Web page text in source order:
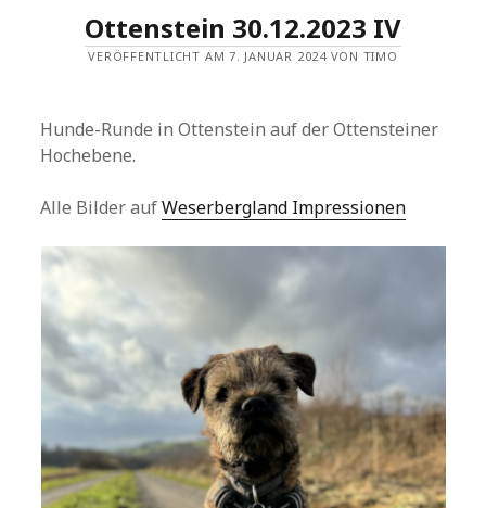
Ottenstein 30.12.2023 IV
VERÖFFENTLICHT AM 7. JANUAR 2024 VON TIMO
Hunde-Runde in Ottenstein auf der Ottensteiner
Hochebene.
Alle Bilder aufWeserbergland Impressionen